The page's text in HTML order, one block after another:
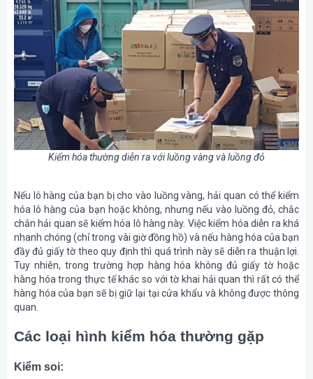
Kiểm hóa thường diễn ra với luồng vàng và luồng đỏ
Nếu lô hàng của bạn bị cho vào luồng vàng, hải quan có thể kiểm
hóa lô hàng của bạn hoặc không, nhưng nếu vào luồng đỏ, chắc
chắn hải quan sẽ kiểm hóa lô hàng này. Việc kiểm hóa diễn ra khá
nhanh chóng (chỉ trong vài giờ đồng hồ) và nếu hàng hóa của bạn
đầy đủ giấy tờ theo quy định thì quá trình này sẽ diễn ra thuận lợi.
Tuy nhiên, trong trường hợp hàng hóa không đủ giấy tờ hoặc
hàng hóa trong thực tế khác so với tờ khai hải quan thì rất có thể
hàng hóa của bạn sẽ bị giữ lại tại cửa khẩu và không được thông
quan.
Các loại hình kiểm hóa thường gặp
Kiểm soi: